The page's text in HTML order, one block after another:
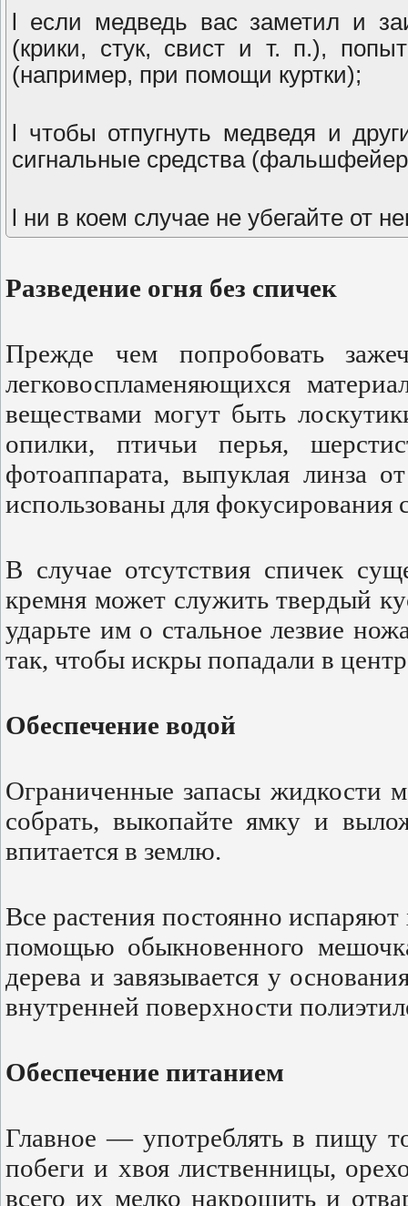
l если медведь вас заметил и
(крики, стук, свист и т. п.),
(например, при помощи куртки);
l чтобы отпугнуть медведя и
сигнальные средства
l ни в коем случае не убегайте от
Разведение огня без спичек
Прежде чем попробовать
легковоспламеняющихся
веществами могут быть
опилки, птичьи перья,
фотоаппарата, выпуклая линза
использованы для
В случае отсутствия спичек
кремня может служить твердый
ударьте им о стальное лезвие
так, чтобы искры попадали в
Обеспечение водой
Ограниченные запасы жидкости
собрать, выкопайте ямку и
впитается в землю.
Все растения постоянно
помощью обыкновенного
дерева и завязывается у
внутренней поверхности
Обеспечение питанием
Главное — употреблять в пищу
побеги и хвоя лиственницы,
всего их мелко накрошить и